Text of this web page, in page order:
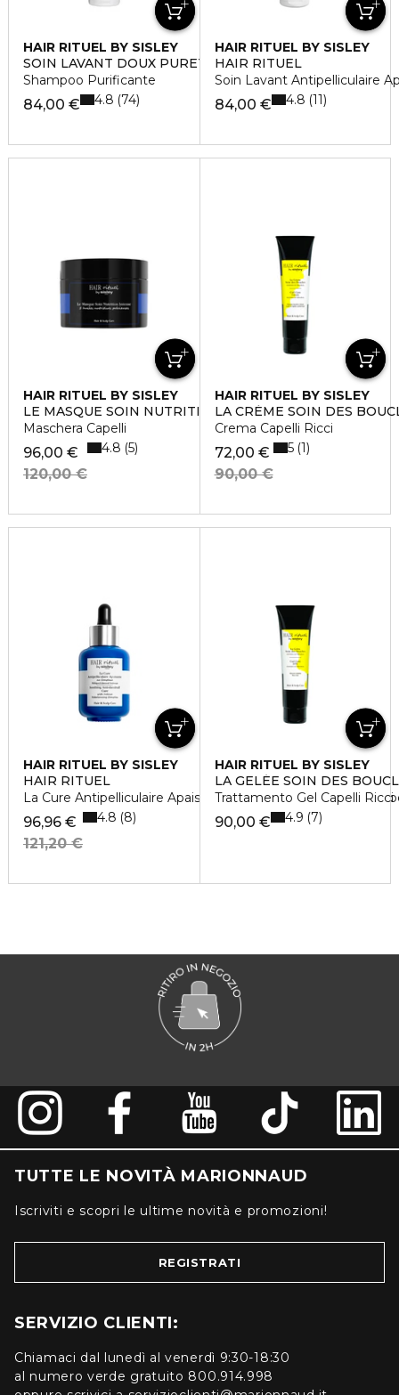
HAIR RITUEL BY SISLEY
SOIN LAVANT DOUX PURETÈ
Shampoo Purificante
84,00 € 4.8 74
HAIR RITUEL BY SISLEY
HAIR RITUEL
Soin Lavant Antipelliculaire
84,00 € 4.8 11
HAIR RITUEL BY SISLEY
LE MASQUE SOIN NUTRITION INTENSE
Maschera Capelli
96,00 €
120,00 €
4.8 5
HAIR RITUEL BY SISLEY
LA CRÈME SOIN DES
Crema Capelli Ricci
72,00 €
90,00 €
5 1
HAIR RITUEL BY SISLEY
HAIR RITUEL
La Cure Antipelliculaire Apaisante - Trattamento antiforfora
96,96 €
121,20 €
4.8 8
HAIR RITUEL BY SISLEY
LA GELÉE SOIN DES
Trattamento Gel Capelli Ricci
90,00 € 4.9 7
TUTTE LE NOVITÀ MARIONNAUD
Iscriviti e scopri le ultime novità e promozioni!
REGISTRATI
SERVIZIO CLIENTI:
Chiamaci dal lunedì al venerdì 9:30-18:30
al numero verde gratuito 800.914.998